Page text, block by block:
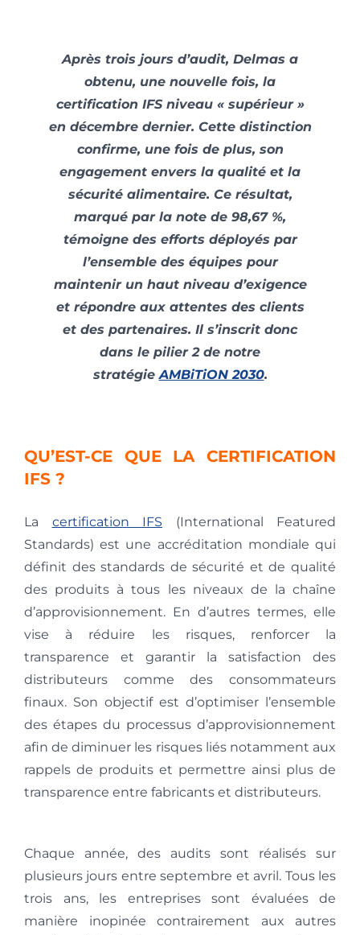
Après trois jours d’audit, Delmas a
obtenu, une nouvelle fois, la
certification IFS niveau « supérieur »
en décembre dernier. Cette distinction
confirme, une fois de plus, son
engagement envers la qualité et la
sécurité alimentaire. Ce résultat,
marqué par la note de 98,67 %,
témoigne des efforts déployés par
l’ensemble des équipes pour
maintenir un haut niveau d’exigence
et répondre aux attentes des clients
et des partenaires. Il s’inscrit donc
dans le pilier 2 de notre
stratégieAMBiTiON 2030.
QU’EST-CE QUE LA CERTIFICATION
IFS ?
La certification IFS (International Featured
Standards) est une accréditation mondiale qui
définit des standards de sécurité et de qualité
des produits à tous les niveaux de la chaîne
d’approvisionnement. En d’autres termes, elle
vise à réduire les risques, renforcer la
transparence et garantir la satisfaction des
distributeurs comme des consommateurs
finaux. Son objectif est d’optimiser l’ensemble
des étapes du processus d’approvisionnement
afin de diminuer les risques liés notamment aux
rappels de produits et permettre ainsi plus de
transparence entre fabricants et distributeurs.
Chaque année, des audits sont réalisés sur
plusieurs jours entre septembre et avril. Tous les
trois ans, les entreprises sont évaluées de
manière inopinée contrairement aux autres